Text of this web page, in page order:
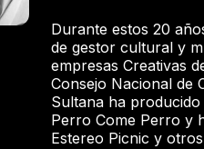
Durante estos 20
de gestor cultural y
empresas Creativas
Consejo Nacional de
Sultana ha
Perro Come Perro y
Estereo Picnic y